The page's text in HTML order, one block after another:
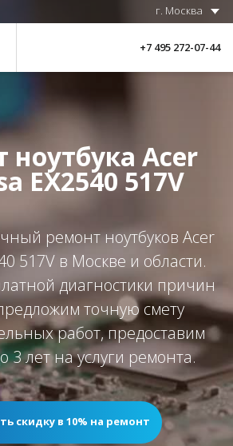
г. Москва
+7 495 272-07-44
ноутбука Acer
EX2540 517V
ремонт ноутбуков Acer
517V в Москве и области.
диагностики причин
точную смету
работ, предоставим
3 лет на услуги ремонта.
скидку в 10% на ремонт